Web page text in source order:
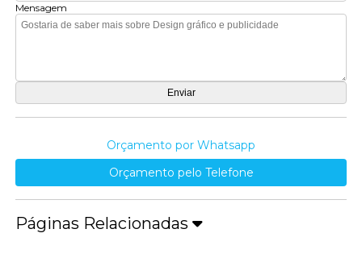
Mensagem
Orçamento por Whatsapp
Orçamento pelo Telefone
Páginas Relacionadas